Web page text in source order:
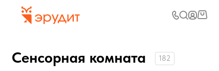
Сенсорная комната 182